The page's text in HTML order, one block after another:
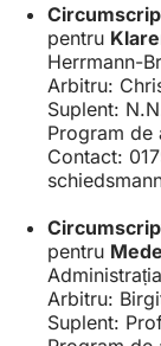
pentru
Herrmann-
Arbitru:
Suplent:
Program de
Contact:
pentru
Arbitru:
Suplent: